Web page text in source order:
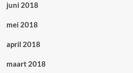
juni 2018
mei 2018
april 2018
maart 2018